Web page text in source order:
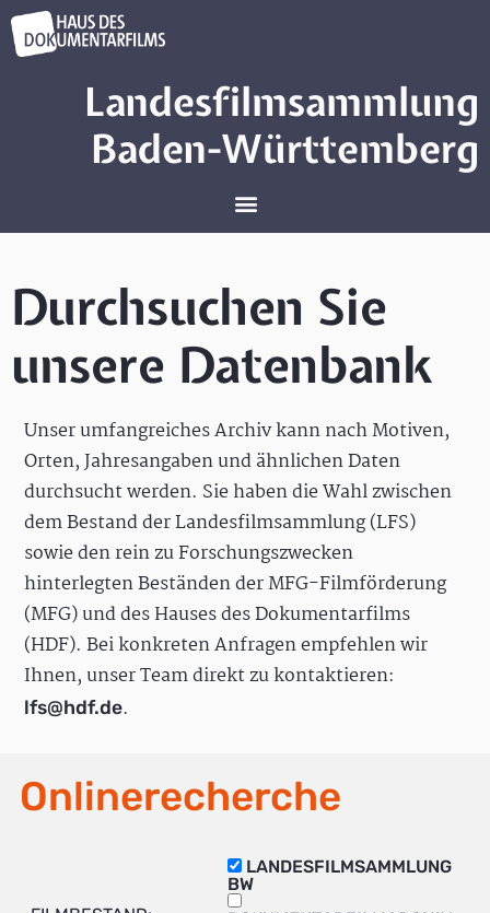
Landesfilmsammlung
Baden-Württemberg
Durchsuchen Sie
unsere Datenbank
Unser umfangreiches Archiv kann nach Motiven,
Orten, Jahresangaben und ähnlichen Daten
durchsucht werden. Sie haben die Wahl zwischen
dem Bestand der Landesfilmsammlung (LFS)
sowie den rein zu Forschungszwecken
hinterlegten Beständen der MFG-Filmförderung
(MFG) und des Hauses des Dokumentarfilms
(HDF). Bei konkreten Anfragen empfehlen wir
Ihnen, unser Team direkt zu kontaktieren:
lfs@hdf.de.
Onlinerecherche
LANDESFILMSAMMLUNG
BW